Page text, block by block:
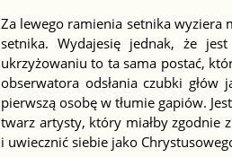
Za lewego ramienia setnika wyziera
setnika. Wydajesię jednak, że
ukrzyżowaniu to ta sama postać,
obserwatora odsłania czubki
pierwszą osobę w tłumie gapiów.
twarz artysty, który miałby zgodnie
i uwiecznić siebie jako